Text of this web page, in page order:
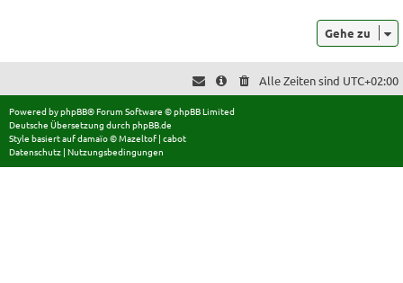
Gehe zu
Alle Zeiten sind UTC+02:00
Powered byphpBB® Forum Software © phpBB Limited
Deutsche Übersetzung durch phpBB.de
Style basiert aufdamaïo ©Mazeltof | cabot
Datenschutz | Nutzungsbedingungen